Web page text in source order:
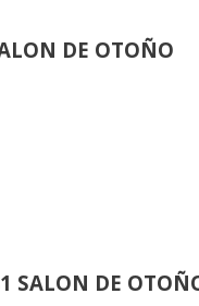
DE OTOÑO
SALON DE